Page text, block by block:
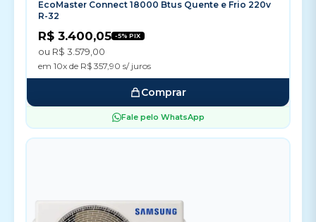
EcoMaster Connect 18000 Btus Quente e Frio 220v
R-32
R$ 3.400,05 -5% PIX
ou R$ 3.579,00
em 10x de R$ 357,90 s/ juros
Comprar
Fale pelo WhatsApp